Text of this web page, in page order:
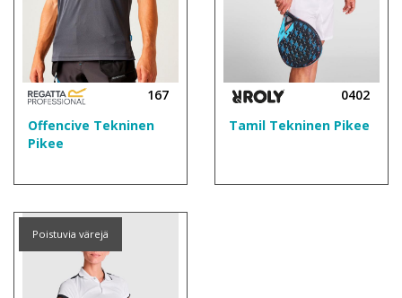
167
Offencive Tekninen
Pikee
0402
Tamil Tekninen Pikee
Poistuvia värejä